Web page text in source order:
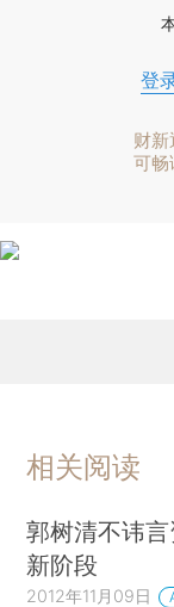
登
财新
可畅
相关阅读
郭树清不讳
新阶段
2012年11月09日